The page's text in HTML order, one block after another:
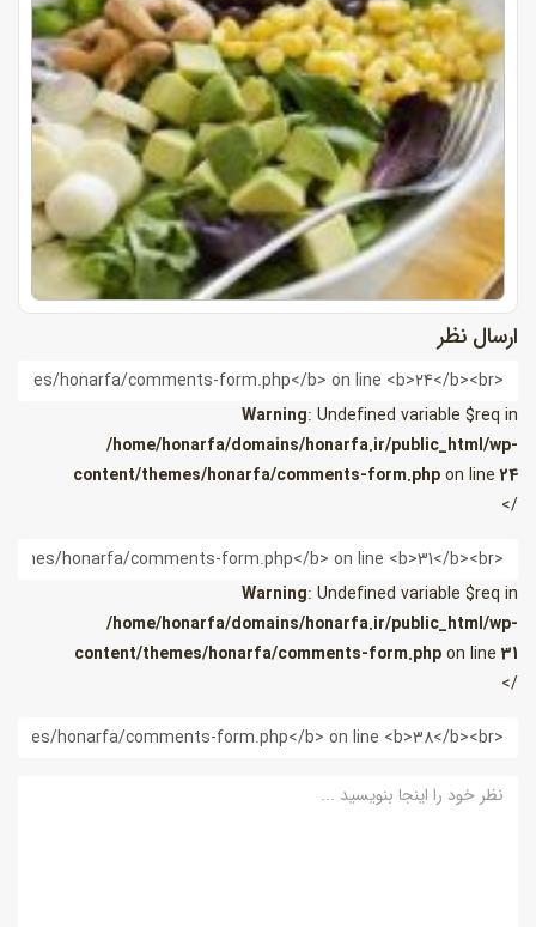
ارسال نظر
Warning: Undefined variable $req in
/home/honarfa/domains/honarfa.ir/public_html/wp-
content/themes/honarfa/comments-form.phpon line24
/>
ایمیل
Warning: Undefined variable $req in
/home/honarfa/domains/honarfa.ir/public_html/wp-
content/themes/honarfa/comments-form.phpon line31
/>